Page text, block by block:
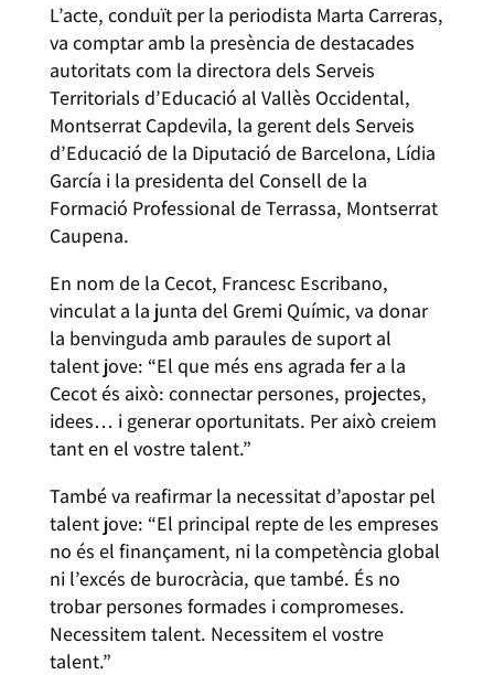
L’acte, conduït per la periodista Marta Carreras,
va comptar amb la presència de destacades
autoritats com la directora dels Serveis
Territorials d’Educació al Vallès Occidental,
Montserrat Capdevila, la gerent dels Serveis
d’Educació de la Diputació de Barcelona, Lídia
García i la presidenta del Consell de la
Formació Professional de Terrassa, Montserrat
Caupena.
En nom de la Cecot, Francesc Escribano,
vinculat a la junta del Gremi Químic, va donar
la benvinguda amb paraules de suport al
talent jove: “El que més ens agrada fer a la
Cecot és això: connectar persones, projectes,
idees… i generar oportunitats. Per això creiem
tant en el vostre talent.”
També va reafirmar la necessitat d’apostar pel
talent jove: “El principal repte de les empreses
no és el finançament, ni la competència global
ni l’excés de burocràcia, que també. És no
trobar persones formades i compromeses.
Necessitem talent. Necessitem el vostre
talent.”